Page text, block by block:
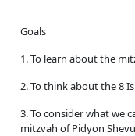
Goals
1. To learn about the
2. To think about the 8
3. To consider what we
mitzvah of Pidyon